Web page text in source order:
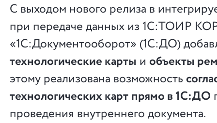
С выходом нового релиза в
при передаче данных из 1С:ТОИР
«1С:Документооборот» (1С:ДО)
технологические карты и объекты
этому реализована возможность
технологических картпрямо в 1С:ДО
проведения внутреннего документа.